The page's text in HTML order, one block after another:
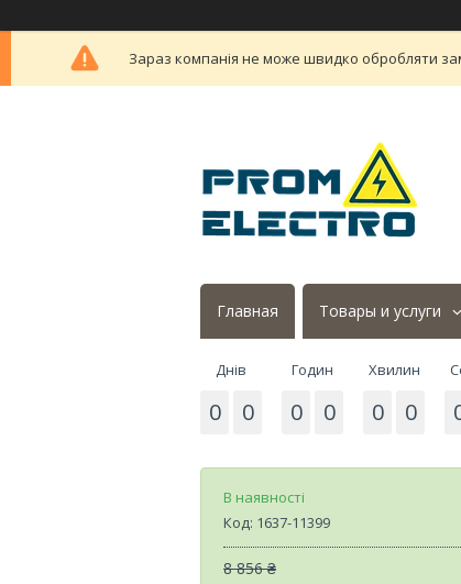
Зараз компанія не може швидко обробляти
Главная Товары и услуги
Днів
0 0
Годин
0 0
Хвилин
0 0
В наявності
Код: 1637-11399
8 856 ₴